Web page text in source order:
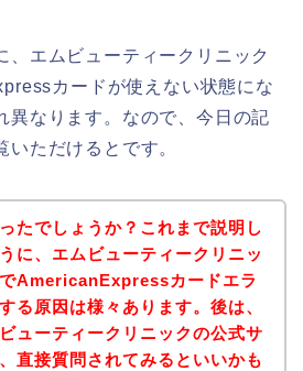
、エムビューティークリニック
カードが使えない状態にな
異なります。なので、今日の記
ただけるとです。
たでしょうか？これまで説明し
に、エムビューティークリニッ
AmericanExpressカードエラ
る原因は様々あります。後は、
ューティークリニックの公式サ
直接質問されてみるといいかも